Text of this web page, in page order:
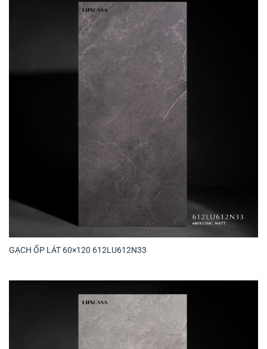
GẠCH ỐP LÁT 60×120 612LU612N33